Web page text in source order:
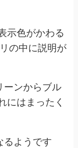
示色がかわる
の中に説明が
ーンからブル
にはまったく
るようです